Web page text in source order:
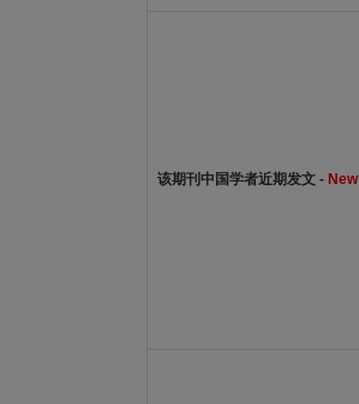
该期刊中国学者近期发文 - New